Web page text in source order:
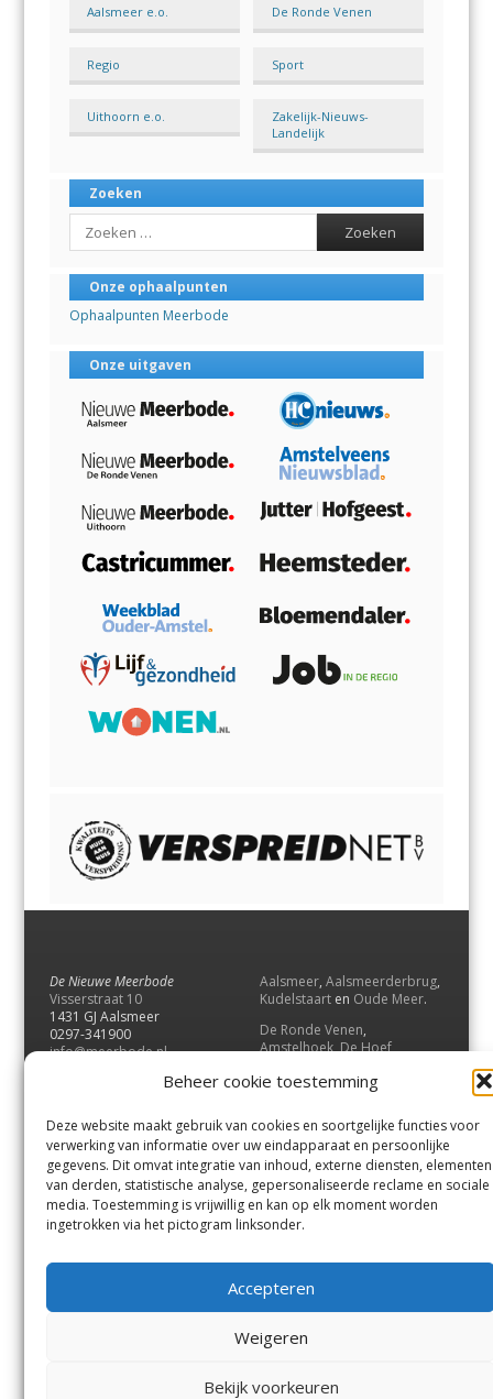
Beheer cookie toestemming
Deze website maakt gebruik van cookies en soortgelijke functies voor
verwerking van informatie over uw eindapparaat en persoonlijke
gegevens. Dit omvat integratie van inhoud, externe diensten, elementen
van derden, statistische analyse, gepersonaliseerde reclame en sociale
media. Toestemming is vrijwillig en kan op elk moment worden
ingetrokken via het pictogram linksonder.
Accepteren
Weigeren
Bekijk voorkeuren
Aalsmeer e.o. De Ronde Venen
Regio Sport
Uithoorn e.o.
Zakelijk-Nieuws-
Landelijk
Zoeken
Search
Onze ophaalpunten
Ophaalpunten Meerbode
Onze uitgaven
De Nieuwe Meerbode
Visserstraat 10
1431 GJ Aalsmeer
0297-341900
info@meerbode.nl
Aalsmeer, Aalsmeerderbrug,
Kudelstaart en Oude Meer.
De Ronde Venen,
Amstelhoek,De Hoef,
Vrouwenakker,Waverveen
UithoornenDe Kwakel.
Contact
Andere uitgaven
Bezorgklacht
Vacatures
Voorwaarden
Privacyverklaring